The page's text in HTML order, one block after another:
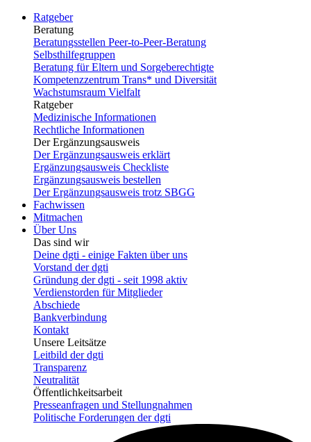
Ratgeber
Beratung
Beratungsstellen Peer-to-Peer-Beratung
Selbsthilfegruppen
Beratung für Eltern und Sorgeberechtigte
Kompetenzzentrum Trans* und Diversität
Wachstumsraum Vielfalt
Ratgeber
Medizinische Informationen
Rechtliche Informationen
Der Ergänzungsausweis
Der Ergänzungsausweis erklärt
Ergänzungsausweis Checkliste
Ergänzungsausweis bestellen
Der Ergänzungsausweis trotz SBGG
Fachwissen
Mitmachen
Über Uns
Das sind wir
Deine dgti - einige Fakten über uns
Vorstand der dgti
Gründung der dgti - seit 1998 aktiv
Verdienstorden für Mitglieder
Abschiede
Bankverbindung
Kontakt
Unsere Leitsätze
Leitbild der dgti
Transparenz
Neutralität
Öffentlichkeitsarbeit
Presseanfragen und Stellungnahmen
Politische Forderungen der dgti